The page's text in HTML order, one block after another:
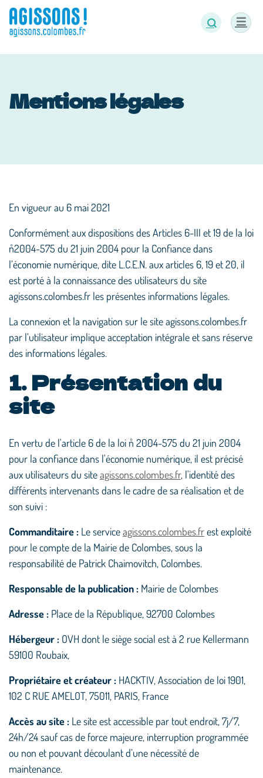
Mentions légales
En vigueur au 6 mai 2021
Conformément aux dispositions des Articles 6-III et 19 de la loi
n˚2004-575 du 21 juin 2004 pour la Confiance dans
l’économie numérique, dite L.C.E.N. aux articles 6, 19 et 20, il
est porté à la connaissance des utilisateurs du site
agissons.colombes.fr les présentes informations légales.
La connexion et la navigation sur le site agissons.colombes.fr
par l’utilisateur implique acceptation intégrale et sans réserve
des informations légales.
1. Présentation du
site
En vertu de l'article 6 de la loi n˚ 2004-575 du 21 juin 2004
pour la confiance dans l'économie numérique, il est précisé
aux utilisateurs du siteagissons.colombes.fr, l'identité des
différents intervenants dans le cadre de sa réalisation et de
son suivi :
Commanditaire : Le serviceagissons.colombes.frest exploité
pour le compte de la Mairie de Colombes, sous la
responsabilité de Patrick Chaimovitch, Colombes.
Responsable de la publication : Mairie de Colombes
Adresse : Place de la République, 92700 Colombes
Hébergeur : OVH dont le siège social est à 2 rue Kellermann
59100 Roubaix,
Propriétaire et créateur : HACKTIV, Association de loi 1901,
102 C RUE AMELOT, 75011, PARIS, France
Accès au site : Le site est accessible par tout endroit, 7j/7,
24h/24 sauf cas de force majeure, interruption programmée
ou non et pouvant découlant d’une nécessité de
maintenance.
Panneau de gestion des cookies